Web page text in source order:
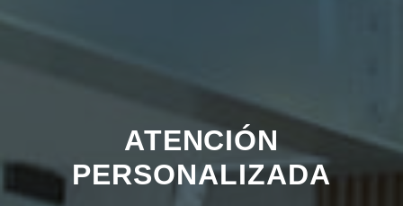
ATENCIÓN
PERSONALIZADA